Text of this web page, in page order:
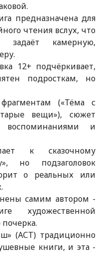
предназначена для
чтения вслух, что
задаёт камерную,
12+ подчёркивает,
подросткам, но
(«Тёма с
вещи»), сюжет
и
к сказочному
но подзаголовок
о реальных или
самим автором -
художественной
(АСТ) традиционно
книги, и эта -